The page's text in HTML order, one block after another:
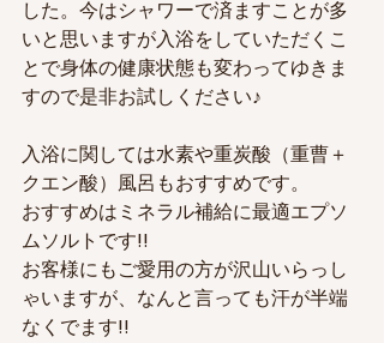
した。今はシャワーで済ますことが多
いと思いますが入浴をしていただくこ
とで身体の健康状態も変わってゆきま
すので是非お試しください♪
入浴に関しては水素や重炭酸（重曹＋
クエン酸）風呂もおすすめです。
おすすめはミネラル補給に最適エプソ
ムソルトです!!
お客様にもご愛用の方が沢山いらっし
ゃいますが、なんと言っても汗が半端
なくでます!!